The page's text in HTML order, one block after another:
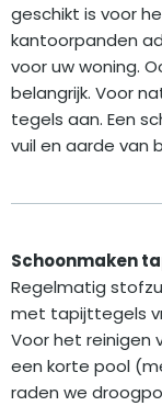
geschikt is voor
kantoorpanden
voor uw woning.
belangrijk. Voor
tegels aan. Een
vuil en aarde van
Schoonmaken
Regelmatig
met tapijttegels
Voor het
een korte pool
raden we